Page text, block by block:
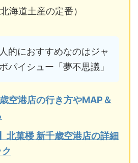
海道土産の定番）
的におすすめなのはジャ
パイシュー「夢不思議」
空港店の行き方やMAP＆
菓楼 新千歳空港店の詳細